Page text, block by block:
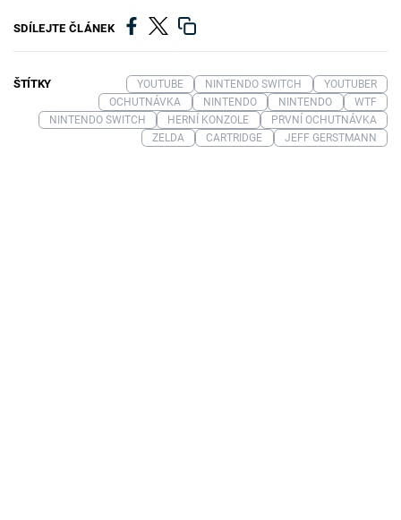
SDÍLEJTE ČLÁNEK
ŠTÍTKY YOUTUBE NINTENDO SWITCH
YOUTUBER
OCHUTNÁVKA
NINTENDO NINTENDO
WTF
NINTENDO SWITCH
HERNÍ KONZOLE
PRVNÍ OCHUTNÁVKA
ZELDA
CARTRIDGE JEFF GERSTMANN